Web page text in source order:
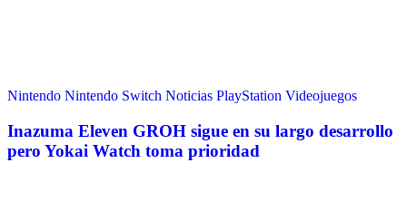
Nintendo Nintendo Switch Noticias PlayStation Videojuegos
Inazuma Eleven GROH sigue en su largo desarrollo
pero Yokai Watch toma prioridad